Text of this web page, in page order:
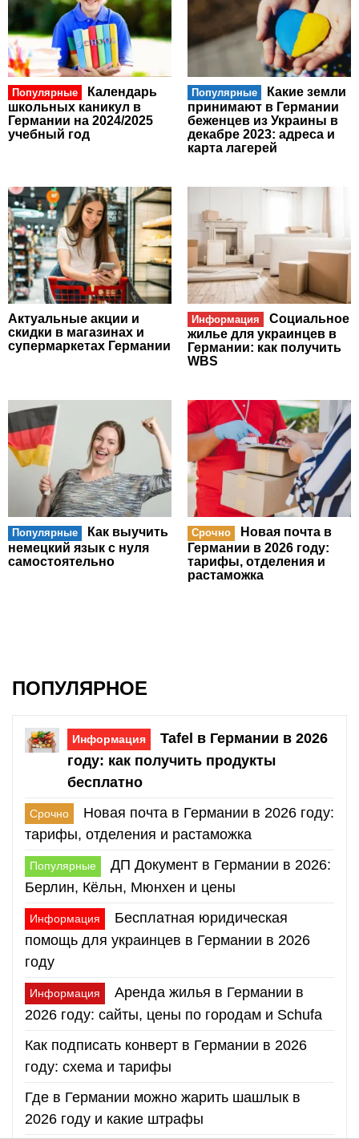
Популярные
Календарь
школьных каникул в
Германии на 2024/2025
учебный год
Популярные
Какие земли
принимают в Германии
беженцев из Украины в
декабре 2023: адреса и
карта лагерей
Актуальные акции и
скидки в магазинах и
супермаркетах Германии
Информация
Социальное
жилье для украинцев в
Германии: как получить
WBS
Популярные
Как выучить
немецкий язык с нуля
самостоятельно
Срочно
Новая почта в
Германии в 2026 году:
тарифы, отделения и
растаможка
ПОПУЛЯРНОЕ
Информация
Tafel в Германии в 2026
году: как получить продукты
бесплатно
Срочно
Новая почта в Германии в 2026 году:
тарифы, отделения и растаможка
Популярные
ДП Документ в Германии в 2026:
Берлин, Кёльн, Мюнхен и цены
Информация
Бесплатная юридическая
помощь для украинцев в Германии в 2026
году
Информация
Аренда жилья в Германии в
2026 году: сайты, цены по городам и Schufa
Как подписать конверт в Германии в 2026
году: схема и тарифы
Где в Германии можно жарить шашлык в
2026 году и какие штрафы